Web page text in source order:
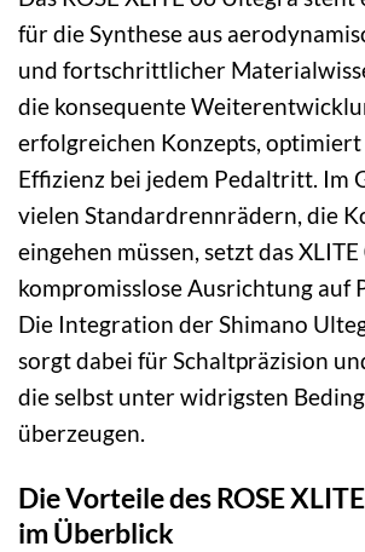
für die Synthese aus
und fortschrittlicher
die konsequente
erfolgreichen Konzepts,
Effizienz bei jedem Pedaltritt. Im
vielen Standardrennrädern, die
eingehen müssen, setzt das
kompromisslose Ausrichtung auf
Die Integration der Shimano
sorgt dabei für Schaltpräzision
die selbst unter widrigsten
überzeugen.
Die Vorteile des ROSE
im Überblick